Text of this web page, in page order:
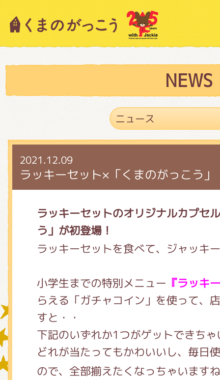
NEWS
2021.12.09
ラッキーセット×「くまのがっこう」
ラッキーセットのオリジナルカプセ
う」が初登場！
ラッキーセットを食べて、ジャッキ
小学生までの特別メニュー 『ラッキ
らえる「ガチャコイン」を使って、
すと・・
下記のいずれか1つがゲットできちゃ
どれが当たってもかわいいし、毎日
ので、全部揃えたくなっちゃいますね
キャラクター紹介
スタッフブログ
絵本・作家紹介
ショップインフォメーション
グッズインフォメーション
ミュージカル・コンサート
おたのしみコンテンツ(クイズ・